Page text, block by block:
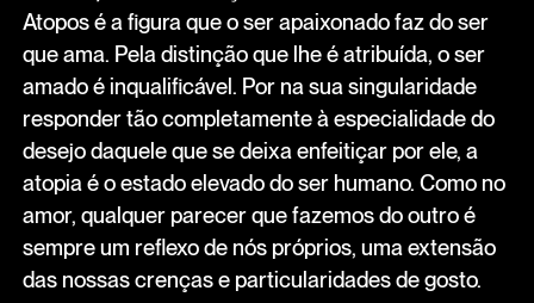
Atopos é a figura que o ser apaixonado faz do ser
que ama. Pela distinção que lhe é atribuída, o ser
amado é inqualificável. Por na sua singularidade
responder tão completamente à especialidade do
desejo daquele que se deixa enfeitiçar por ele, a
atopia é o estado elevado do ser humano. Como no
amor, qualquer parecer que fazemos do outro é
sempre um reflexo de nós próprios, uma extensão
das nossas crenças e particularidades de gosto.